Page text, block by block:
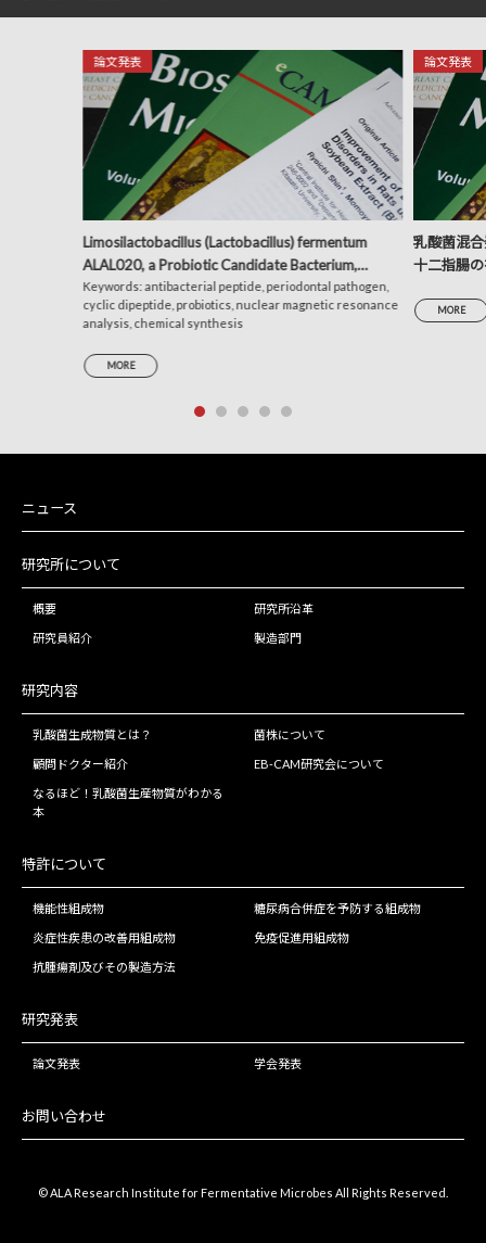
論文発表
Limosilactobacillus (Lactobacillus) fermentum
ALAL020, a Probiotic Candidate Bacterium,
Produces a Cyclic Dipeptide That Suppresses the
Periodontal Pathogens Porphyromonas gingivalis
and Prevotella intermedia
Keywords: antibacterial peptide, periodontal pathogen,
cyclic dipeptide, probiotics, nuclear magnetic resonance
analysis, chemical synthesis
MORE
論文発表
乳酸菌混
十二指腸
MORE
ニュース
研究所について
概要 研究所沿革
研究員紹介 製造部門
研究内容
乳酸菌生成物質とは？ 菌株について
顧問ドクター紹介 EB-CAM研究会について
なるほど！乳酸菌生産物質がわかる
本
特許について
機能性組成物 糖尿病合併症を予防する組成物
炎症性疾患の改善用組成物 免疫促進用組成物
抗腫瘍剤及びその製造方法
研究発表
論文発表 学会発表
お問い合わせ
© ALA Research Institute for Fermentative Microbes All Rights Reserved.